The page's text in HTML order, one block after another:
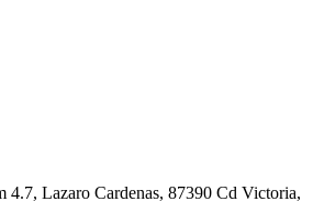
4.7, Lazaro Cardenas, 87390 Cd Victoria,